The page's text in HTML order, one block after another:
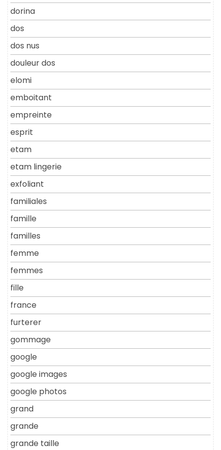
dorina
dos
dos nus
douleur dos
elomi
emboitant
empreinte
esprit
etam
etam lingerie
exfoliant
familiales
famille
familles
femme
femmes
fille
france
furterer
gommage
google
google images
google photos
grand
grande
grande taille